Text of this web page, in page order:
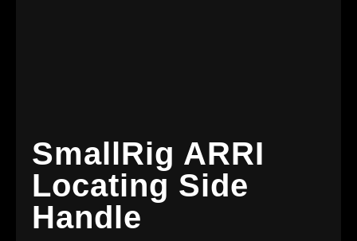
SmallRig ARRI
Locating Side
Handle